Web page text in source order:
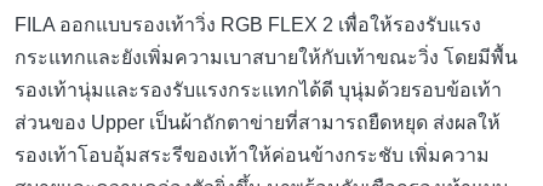
FILA ออกแบบรองเท้าวิ่ง RGB FLEX 2 เพื่อให้รองรับแรง
กระแทกและยังเพิ่มความเบาสบายให้กับเท้าขณะวิ่ง โดยมีพื้น
รองเท้านุ่มและรองรับแรงกระแทกได้ดี บุนุ่มด้วยรอบข้อเท้า
ส่วนของ Upper เป็นผ้าถักตาข่ายที่สามารถยืดหยุด ส่งผลให้
รองเท้าโอบอุ้มสระรีของเท้าให้ค่อนข้างกระชับ เพิ่มความ